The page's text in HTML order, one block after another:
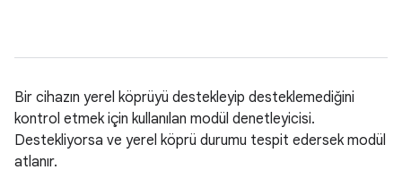
Bir cihazın yerel köprüyü destekleyip desteklemediğini
kontrol etmek için kullanılan modül denetleyicisi.
Destekliyorsa ve yerel köprü durumu tespit edersek modül
atlanır.